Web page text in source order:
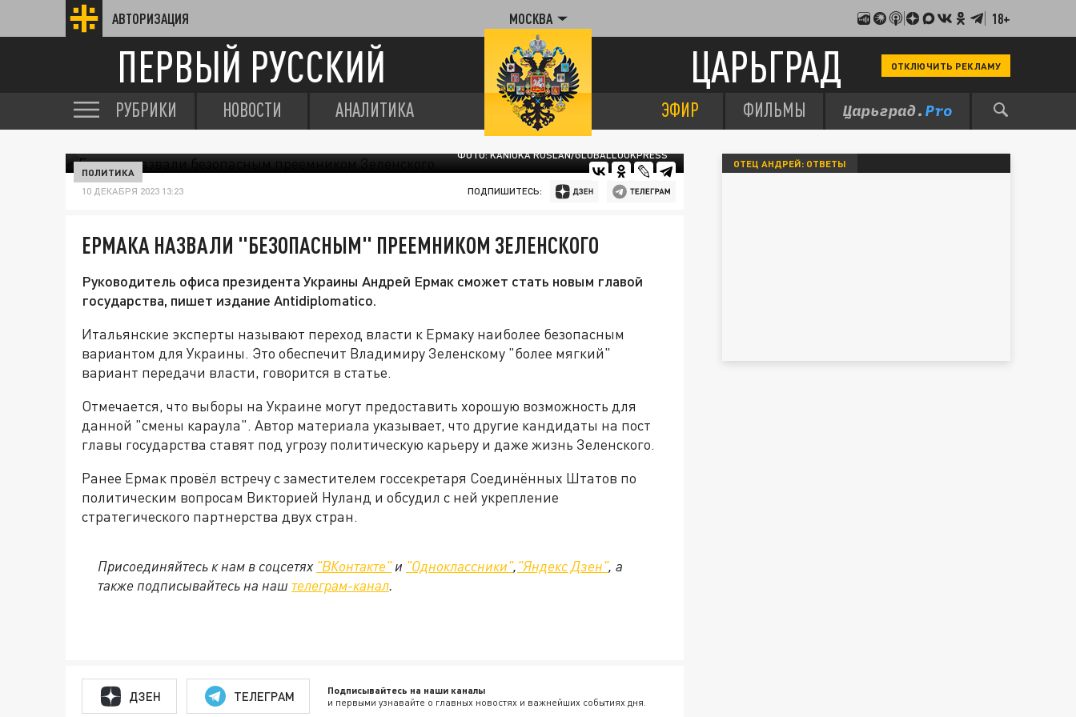
АВТОРИЗАЦИЯ МОСКВА 18+
ПЕРВЫЙ РУССКИЙ ЦАРЬГРАД ОТКЛЮЧИТЬ РЕКЛАМУ
РУБРИКИ НОВОСТИ АНАЛИТИКА ЭФИР ФИЛЬМЫ
ФОТО: KANIUKA RUSLAN/GLOBALLOOKPRESS
ПОЛИТИКА
10 ДЕКАБРЯ 2023 13:23 ПОДПИШИТЕСЬ:
ЕРМАКА НАЗВАЛИ "БЕЗОПАСНЫМ" ПРЕЕМНИКОМ ЗЕЛЕНСКОГО
Руководитель офиса президента Украины Андрей Ермак сможет стать новым главой
государства, пишет издание Antidiplomatico.
Итальянские эксперты называют переход власти к Ермаку наиболее безопасным
вариантом для Украины. Это обеспечит Владимиру Зеленскому "более мягкий"
вариант передачи власти, говорится в статье.
Отмечается, что выборы на Украине могут предоставить хорошую возможность для
данной "смены караула". Автор материала указывает, что другие кандидаты на пост
главы государства ставят под угрозу политическую карьеру и даже жизнь Зеленского.
Ранее Ермак провёл встречу с заместителем госсекретаря Соединённых Штатов по
политическим вопросам Викторией Нуланд и обсудил с ней укрепление
стратегического партнерства двух стран.
Присоединяйтесь к нам в соцсетях "ВКонтакте"и "Одноклассники","Яндекс Дзен", а
также подписывайтесь на наш телеграм-канал.
ДЗЕН ТЕЛЕГРАМ Подписывайтесь на наши каналы
и первыми узнавайте о главных новостях и важнейших событиях дня.
ОТЕЦ АНДРЕЙ: ОТВЕТЫ